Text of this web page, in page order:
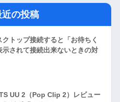
近の投稿
クトップ接続すると「お待ちく
示されて接続出来ないときの対
UU 2（Pop Clip 2）レビュー